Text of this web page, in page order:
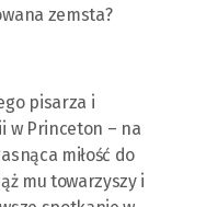
zemsta?
pisarza i
w Princeton – na
miłość do
mu towarzyszy i